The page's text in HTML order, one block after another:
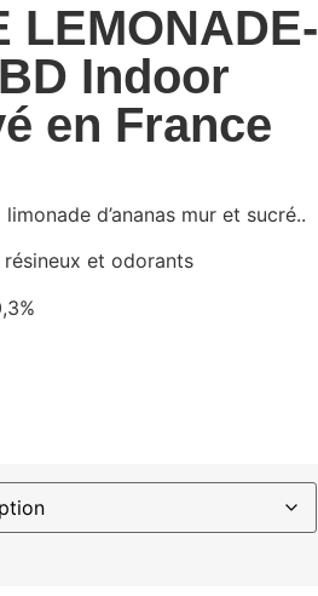
LEMONADE-
Indoor
en France
limonade d’ananas mur et sucré..
et odorants